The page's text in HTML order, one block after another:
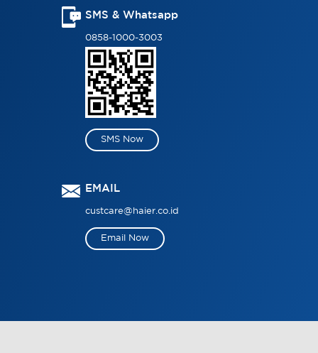
SMS & Whatsapp
0858-1000-3003
SMS Now
EMAIL
custcare@haier.co.id
Email Now